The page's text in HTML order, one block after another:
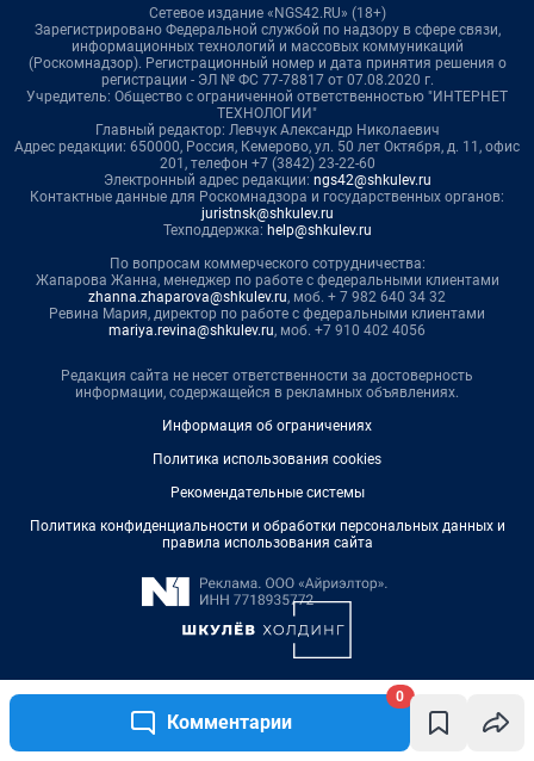
Комментарии
0
Сетевое издание «NGS42.RU» (18+)
Зарегистрировано Федеральной службой по надзору в сфере связи,
информационных технологий и массовых коммуникаций
(Роскомнадзор). Регистрационный номер и дата принятия решения о
регистрации - ЭЛ № ФС 77-78817 от 07.08.2020 г.
Учредитель: Общество с ограниченной ответственностью "ИНТЕРНЕТ
ТЕХНОЛОГИИ"
Главный редактор: Левчук Александр Николаевич
Адрес редакции: 650000, Россия, Кемерово, ул. 50 лет Октября, д. 11, офис
201, телефон +7 (3842) 23-22-60
Электронный адрес редакции: ngs42@shkulev.ru
Контактные данные для Роскомнадзора и государственных органов:
juristnsk@shkulev.ru
Техподдержка: help@shkulev.ru
По вопросам коммерческого сотрудничества:
Жапарова Жанна, менеджер по работе с федеральными клиентами
zhanna.zhaparova@shkulev.ru, моб. + 7 982 640 34 32
Ревина Мария, директор по работе с федеральными клиентами
mariya.revina@shkulev.ru, моб. +7 910 402 4056
Редакция сайта не несет ответственности за достоверность
информации, содержащейся в рекламных объявлениях.
Информация об ограничениях
Политика использования cookies
Рекомендательные системы
Политика конфиденциальности и обработки персональных данных и
правила использования сайта
© ООО «Сеть городских порталов»